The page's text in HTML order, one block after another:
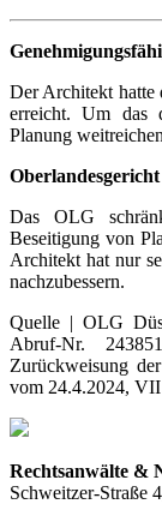
Der Architekt hatte
erreicht. Um das
Planung
Das OLG
Beseitigung von
Architekt hat nur
nachzubessern.
Quelle | OLG
Abruf-Nr.
Zurückweisung
vom 24.4.2024,
Rechtsanwälte &
Schweitzer-Straße